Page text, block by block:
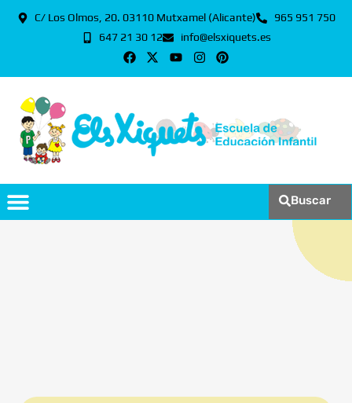
C/ Los Olmos, 20. 03110 Mutxamel (Alicante)
965 951 750
647 21 30 12
info@elsxiquets.es
Buscar